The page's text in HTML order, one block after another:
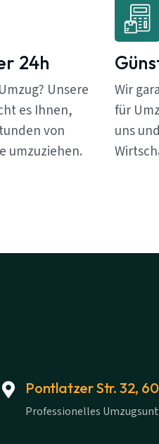
24h
Unsere
es Ihnen,
von
umzuziehen.
Wir
für
uns
Pontlatzer Str. 32,
Professionelles